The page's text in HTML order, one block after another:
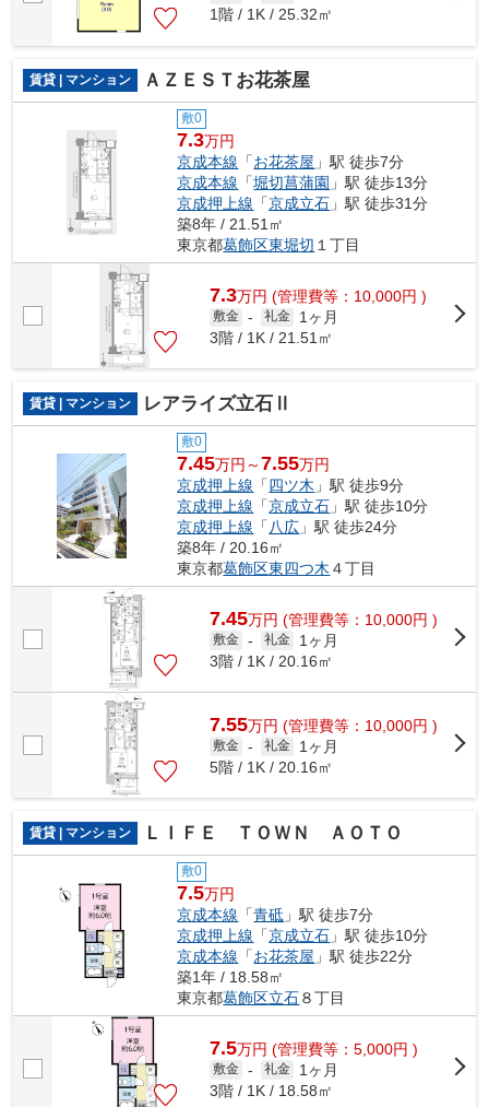
1階 / 1K / 25.32㎡
賃貸 | マンション ＡＺＥＳＴお花茶屋
敷0
7.3万円
京成本線 「お花茶屋 」駅 徒歩7分
京成本線 「堀切菖蒲園 」駅 徒歩13分
京成押上線 「京成立石 」駅 徒歩31分
築8年 / 21.51㎡
東京都葛飾区東堀切 １丁目
7.3万円 (管理費等：10,000円 )
敷金 - 礼金
1ヶ月
3階 / 1K / 21.51㎡
賃貸 | マンション レアライズ立石Ⅱ
敷0
7.45万円～7.55万円
京成押上線 「四ツ木 」駅 徒歩9分
京成押上線 「京成立石 」駅 徒歩10分
京成押上線 「 八広 」駅 徒歩24分
築8年 / 20.16㎡
東京都葛飾区東四つ木 ４丁目
7.45万円 (管理費等：10,000円 )
敷金 - 礼金
1ヶ月
3階 / 1K / 20.16㎡
7.55万円 (管理費等：10,000円 )
敷金 - 礼金
1ヶ月
5階 / 1K / 20.16㎡
賃貸 | マンション ＬＩＦＥ ＴＯＷＮ ＡＯＴＯ
敷0
7.5万円
京成本線 「青砥 」駅 徒歩7分
京成押上線 「京成立石 」駅 徒歩10分
京成本線 「お花茶屋 」駅 徒歩22分
築1年 / 18.58㎡
東京都葛飾区立石８丁目
7.5万円 (管理費等：5,000円 )
敷金 - 礼金
1ヶ月
3階 / 1K / 18.58㎡